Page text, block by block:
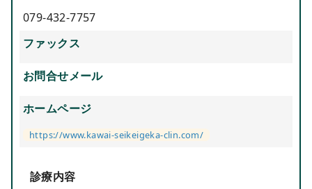
079-432-7757
ファックス
お問合せメール
ホームページ
https://www.kawai-seikeigeka-clin.com/
診療内容